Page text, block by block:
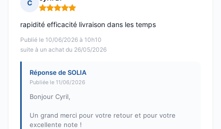
C
Note : 5 sur 5
Publié le 10/06/2026 à 10h10
suite à un achat du 26/05/2026
rapidité efficacité livraison dans les temps
Réponse de SOLIA
Publiée le 11/06/2026
Bonjour Cyril,
Un grand merci pour votre retour et pour votre
excellente note !